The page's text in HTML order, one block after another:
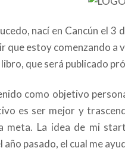
nací en Cancún el
que estoy comenzando a
que será publicado
como objetivo
es ser mejor y
meta. La idea de mi
año pasado, el cual me